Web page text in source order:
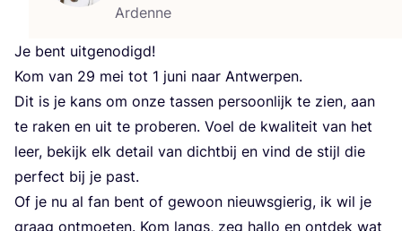
Ardenne
Je bent uitgenodigd!
Kom van 29 mei tot 1 juni naar Antwerpen.
Dit is je kans om onze tas­sen per­soon­lijk te zien, aan
te raken en uit te pro­be­ren. Voel de kwa­li­teit van het
leer, bekijk elk detail van dicht­bij en vind de stijl die
per­fect bij je past.
Of je nu al fan bent of gewoon nieuws­gie­rig, ik wil je
graag ont­moe­ten. Kom langs, zeg hal­lo en ont­dek wat